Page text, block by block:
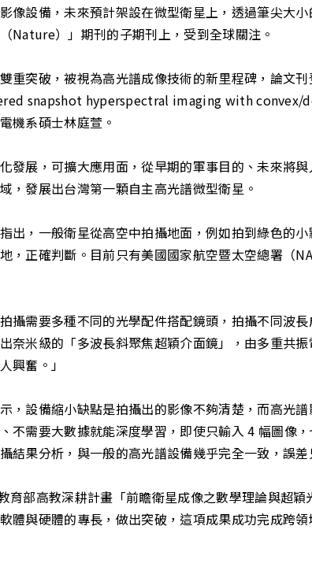
像設備，未來預計架設在微型衛星上，透過筆尖大
Nature）」期刊的子期刊上，受到全球關注。
重突破，被視為高光譜成像技術的新里程碑，論
snapshot hyperspectral imaging with convex/
機系碩士林庭萱。
發展，可擴大應用面，從早期的軍事目的、未來將
，發展出台灣第一顆自主高光譜微型衛星。
出，一般衛星從高空中拍攝地面，例如拍到綠色的
，正確判斷。目前只有美國國家航空暨太空總署（
攝需要多種不同的光學配件搭配鏡頭，拍攝不同波
奈米級的「多波長斜聚焦超穎介面鏡」，由多重共
興奮。」
，設備縮小缺點是拍攝出的影像不夠清楚，而高光
不需要大數據就能深度學習，即使只輸入 4 幅圖像
結果分析，與一般的高光譜設備幾乎完全一致，誤
育部高教深耕計畫「前瞻衛星成像之數學理論與超
體與硬體的專長，做出突破，這項成果成功完成跨領